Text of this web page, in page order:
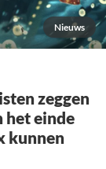
Nieuws
zeggen
het einde
kunnen